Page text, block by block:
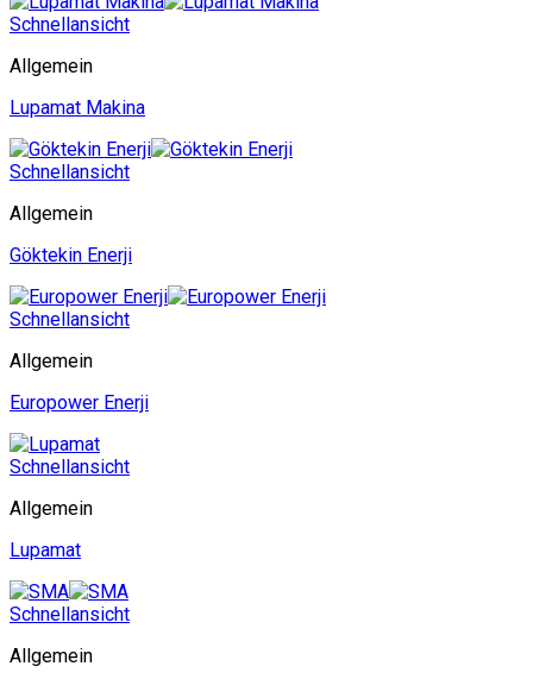
Schnellansicht
Allgemein
Lupamat Makina
Schnellansicht
Allgemein
Göktekin Enerji
Schnellansicht
Allgemein
Europower Enerji
Schnellansicht
Allgemein
Lupamat
Schnellansicht
Allgemein